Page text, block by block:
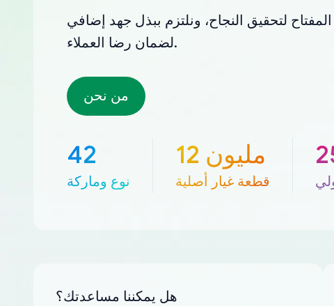
لتحقيق النجاح، ونلتزم ببذل جهد إضافي
لضمان رضا العملاء.
من نحن
42
نوع وماركة
12 مليون
قطعة غيار أصلية
هل يمكننا مساعدتك؟